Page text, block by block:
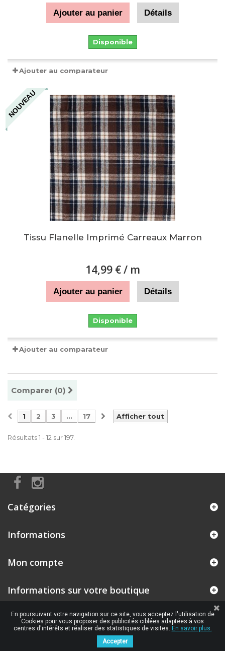
Ajouter au panier Détails
Disponible
Ajouter au comparateur
NOUVEAU
Tissu Flanelle Imprimé Carreaux Marron
14,99 €/ m
Ajouter au panier Détails
Disponible
Ajouter au comparateur
Comparer (0)
Afficher tout
1 2 3 ... 17
Résultats 1 - 12 sur 197.
Catégories
Informations
Mon compte
Informations sur votre boutique
En poursuivant votre navigation sur ce site, vous acceptez l'utilisation de
Cookies pour vous proposer des publicités ciblées adaptées à vos
centres d'intérêts et réaliser des statistiques de visites. En savoir plus.
Accepter